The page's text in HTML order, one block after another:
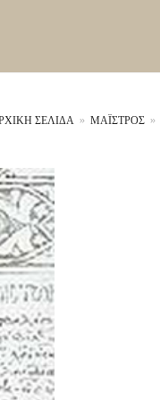
ΣΕΛΊΔΑ » ΜΑΪΣΤΡΟΣ »